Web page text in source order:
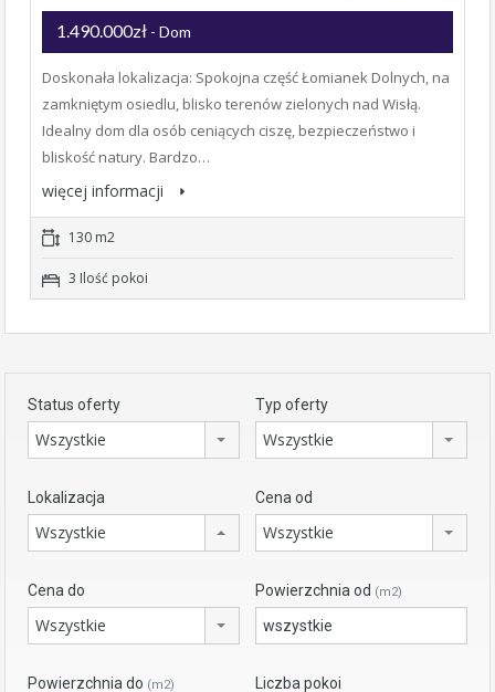
1.490.000zł - Dom
Doskonała lokalizacja: Spokojna część Łomianek Dolnych, na
zamkniętym osiedlu, blisko terenów zielonych nad Wisłą.
Idealny dom dla osób ceniących ciszę, bezpieczeństwo i
bliskość natury. Bardzo…
więcej informacji
130 m2
3 Ilość pokoi
Status oferty
Wszystkie
Typ oferty
Wszystkie
Lokalizacja
Wszystkie
Cena od
Wszystkie
Cena do
Wszystkie
Powierzchnia od (m2)
Powierzchnia do (m2) Liczba pokoi